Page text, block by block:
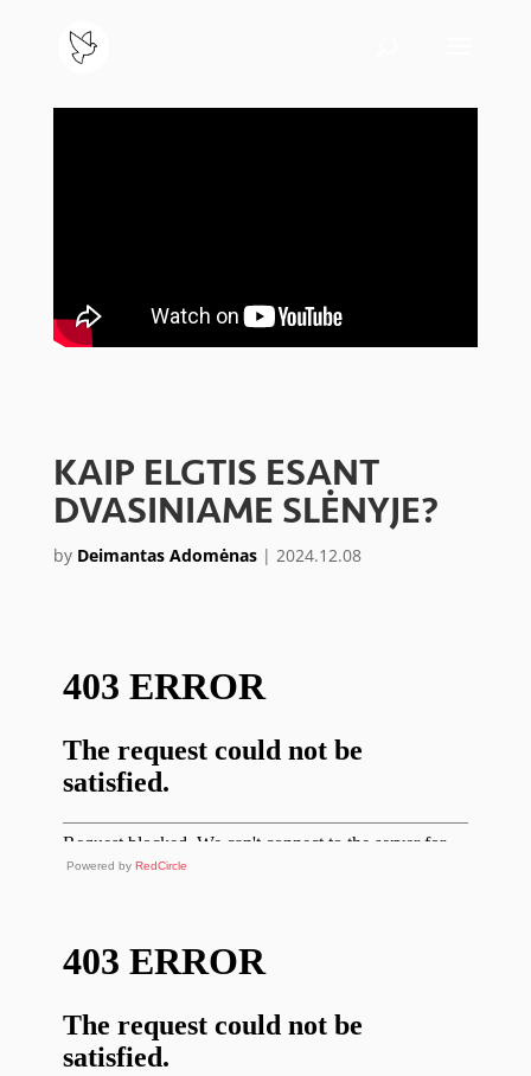
KAIP ELGTIS ESANT
DVASINIAME SLĖNYJE?
by Deimantas Adomėnas| 2024.12.08
Powered by RedCircle